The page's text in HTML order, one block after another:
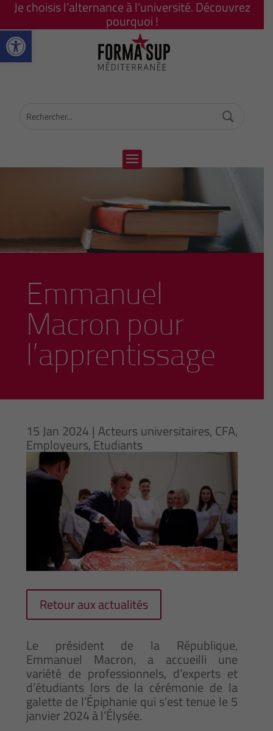
Ouvrir la barre d’outils
Je choisis l’alternance à l’université. Découvrez
pourquoi !
Emmanuel
Macron pour
l’apprentissage
15 Jan 2024| Acteurs universitaires, CFA,
Employeurs,Etudiants
Retour aux actualités
Le président de la République,
Emmanuel Macron, a accueilli une
variété de professionnels, d’experts et
d’étudiants lors de la cérémonie de la
galette de l’Épiphanie qui s’est tenue le 5
janvier 2024 à l’Élysée.